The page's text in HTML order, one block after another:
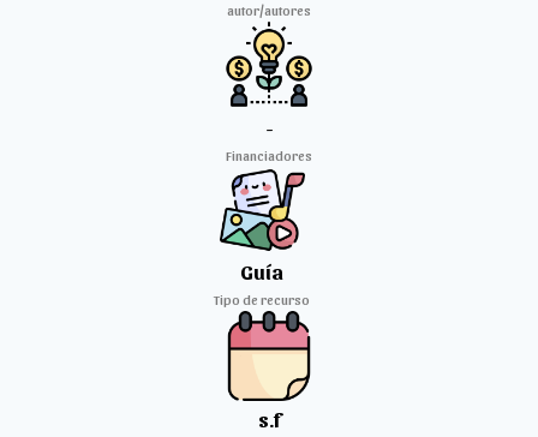
autor/autores
-
Financiadores
Guía
Tipo de recurso
s.f